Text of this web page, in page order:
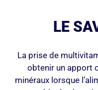
LE
La prise de
obtenir un apport
minéraux lorsque